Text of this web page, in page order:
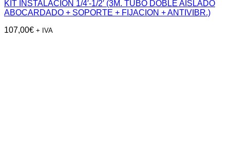
KIT INSTALACION 1/4′-1/2′ (3M. TUBO DOBLE AISLADO
ABOCARDADO + SOPORTE + FIJACION + ANTIVIBR.)
107,00€ + IVA